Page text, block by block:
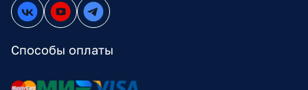
Способы оплаты